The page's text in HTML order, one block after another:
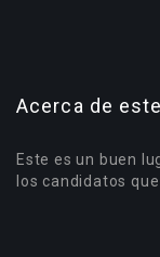
Acerca de
Este es un buen
los candidatos